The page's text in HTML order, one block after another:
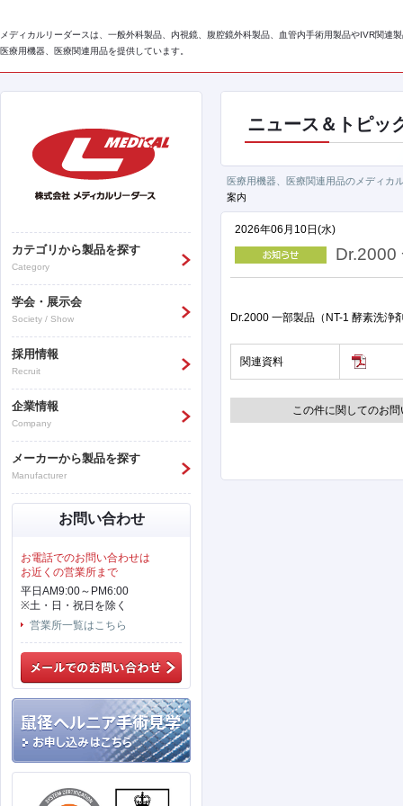
メディカルリーダースは、一般外科製品、内視鏡、腹腔鏡外科製品、血管内手術用製品やIVR関連
医療用機器、医療関連用品を提供しています。
カテゴリから製品を探す
Category
学会・展示会
Society / Show
採用情報
Recruit
企業情報
Company
メーカーから製品を探す
Manufacturer
お問い合わせ
お電話でのお問い合わせは
お近くの営業所まで
平日AM9:00～PM6:00
※土・日・祝日を除く
営業所一覧はこちら
ニュース＆トピッ
医療用機器、医療関連用品のメディカ
案内
2026年06月10日(水)
Dr.2000
Dr.2000 一部製品（NT-1 酵素洗浄
関連資料
この件に関してのお